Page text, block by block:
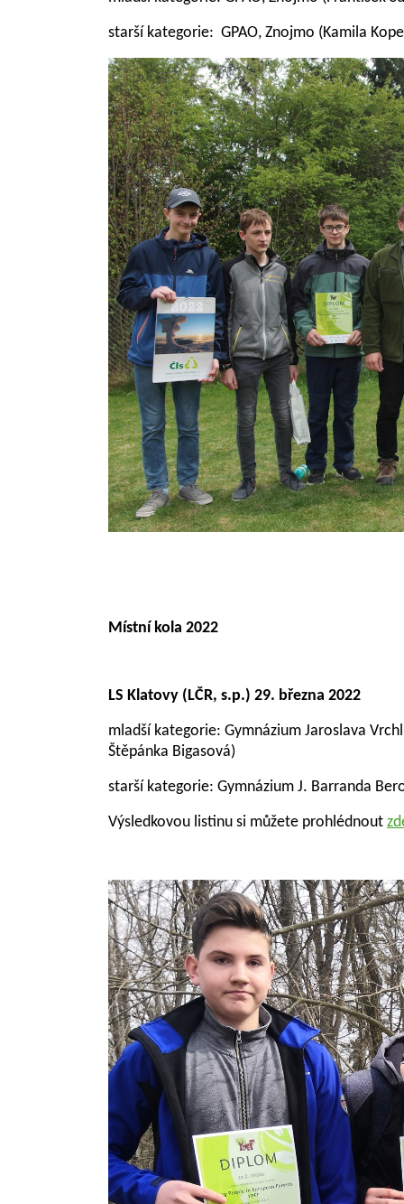
starší kategorie: GPAO, Znojmo (Kamila
Místní kola 2022
LS Klatovy (LČR, s.p.) 29. března 2022
mladší kategorie: Gymnázium Jaroslava
Štěpánka Bigasová)
starší kategorie: Gymnázium J. Barranda
Výsledkovou listinu si můžete prohlédnout